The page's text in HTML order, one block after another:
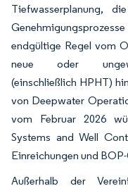
Tiefwasserplanung,
endgültige Regel vom
neue oder
(einschließlich HPHT)
von Deepwater
vom Februar 2026
Systems and Well
Einreichungen und
Außerhalb der